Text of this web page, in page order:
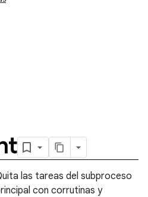
las tareas del subproceso
con corrutinas y